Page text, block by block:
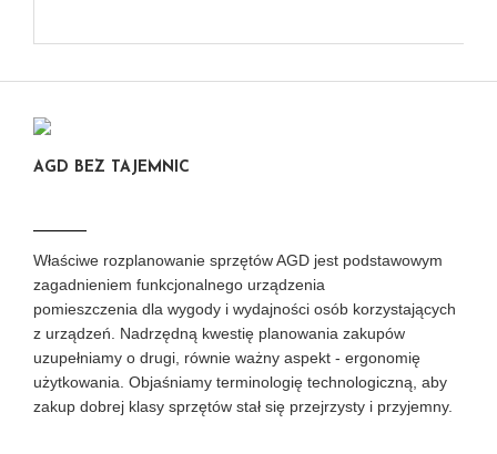
AGD BEZ TAJEMNIC
Właściwe rozplanowanie sprzętów AGD jest podstawowym
zagadnieniem funkcjonalnego urządzenia
pomieszczenia dla wygody i wydajności osób korzystających
z urządzeń. Nadrzędną kwestię planowania zakupów
uzupełniamy o drugi, równie ważny aspekt - ergonomię
użytkowania. Objaśniamy terminologię technologiczną, aby
zakup dobrej klasy sprzętów stał się przejrzysty i przyjemny.